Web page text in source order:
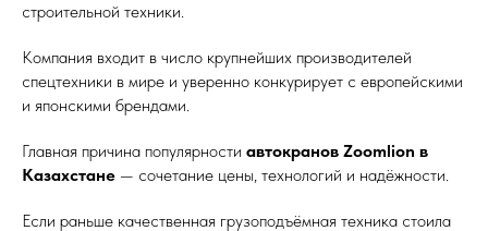
строительной техники.
Компания входит в число крупнейших производителей
спецтехники в мире и уверенно конкурирует с европейскими
и японскими брендами.
Главная причина популярности автокранов Zoomlion в
Казахстане — сочетание цены, технологий и надёжности.
Если раньше качественная грузоподъёмная техника стоила